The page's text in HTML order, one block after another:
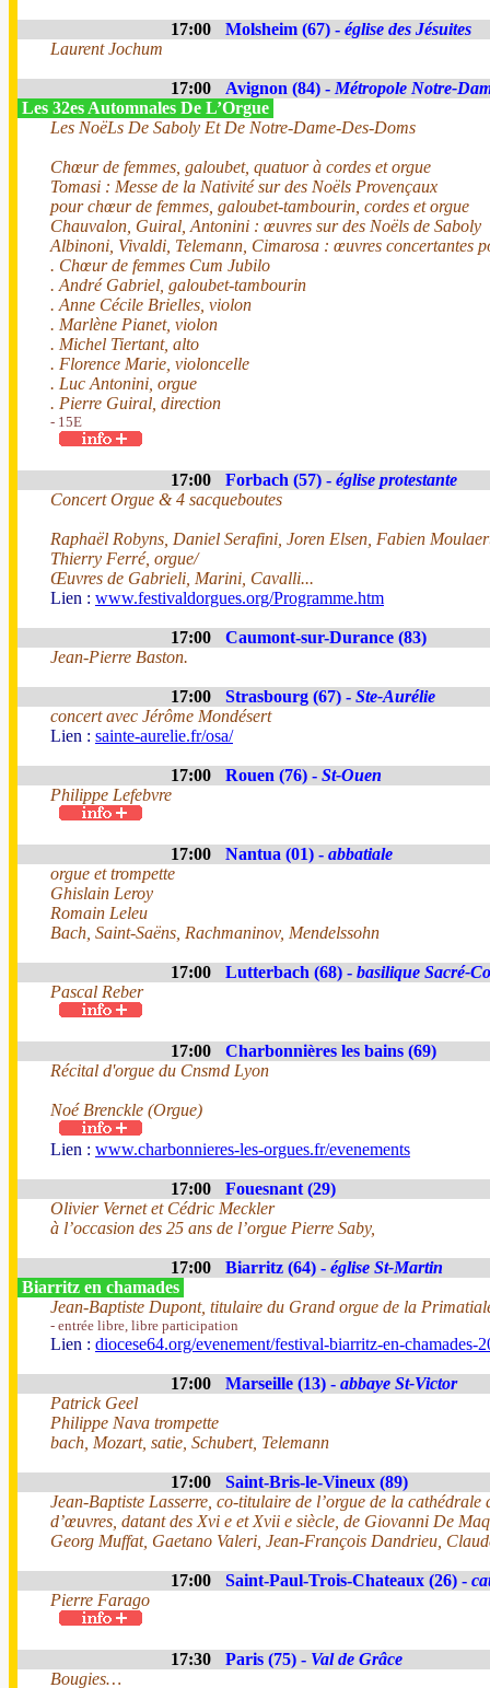
17:00 Molsheim (67) - église des Jésuites
Laurent Jochum
17:00 Avignon (84) - Métropole Notre-
Les 32es Automnales De L’Orgue
Les NoëLs De Saboly Et De Notre-Dame-Des-Doms
Chœur de femmes, galoubet, quatuor à cordes et orgue
Tomasi : Messe de la Nativité sur des Noëls Provençaux
pour chœur de femmes, galoubet-tambourin, cordes et orgue
Chauvalon, Guiral, Antonini : œuvres sur des Noëls de Saboly
Albinoni, Vivaldi, Telemann, Cimarosa : œuvres concertantes
. Chœur de femmes Cum Jubilo
. André Gabriel, galoubet-tambourin
. Anne Cécile Brielles, violon
. Marlène Pianet, violon
. Michel Tiertant, alto
. Florence Marie, violoncelle
. Luc Antonini, orgue
. Pierre Guiral, direction
- 15E
17:00 Forbach (57) - église protestante
Concert Orgue & 4 sacqueboutes
Raphaël Robyns, Daniel Serafini, Joren Elsen, Fabien
Thierry Ferré, orgue/
Œuvres de Gabrieli, Marini, Cavalli...
Lien : www.festivaldorgues.org/Programme.htm
17:00
Caumont-sur-Durance (83)
Jean-Pierre Baston.
17:00 Strasbourg (67) - Ste-Aurélie
concert avec Jérôme Mondésert
Lien : sainte-aurelie.fr/osa/
17:00 Rouen (76) - St-Ouen
Philippe Lefebvre
17:00 Nantua (01) - abbatiale
orgue et trompette
Ghislain Leroy
Romain Leleu
Bach, Saint-Saëns, Rachmaninov, Mendelssohn
17:00 Lutterbach (68) - basilique Sacré-
Pascal Reber
17:00
Charbonnières les bains (69)
Récital d'orgue du Cnsmd Lyon
Noé Brenckle (Orgue)
Lien : www.charbonnieres-les-orgues.fr/evenements
17:00
Fouesnant (29)
Olivier Vernet et Cédric Meckler
à l’occasion des 25 ans de l’orgue Pierre Saby,
17:00 Biarritz (64) - église St-Martin
Biarritz en chamades
Jean-Baptiste Dupont, titulaire du Grand orgue de la
- entrée libre, libre participation
Lien : diocese64.org/evenement/festival-biarritz-en-chamades-
17:00 Marseille (13) - abbaye St-Victor
Patrick Geel
Philippe Nava trompette
bach, Mozart, satie, Schubert, Telemann
17:00
Saint-Bris-le-Vineux (89)
Jean-Baptiste Lasserre, co-titulaire de l’orgue de la cathédrale
d’œuvres, datant des Xvi e et Xvii e siècle, de Giovanni De
Georg Muffat, Gaetano Valeri, Jean-François Dandrieu,
17:00 Saint-Paul-Trois-Chateaux (26) -
Pierre Farago
17:30 Paris (75) - Val de Grâce
Bougies…